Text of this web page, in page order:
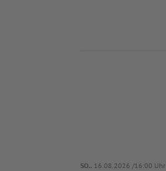
SO.. 16.08.2026 /16:00 Uhr